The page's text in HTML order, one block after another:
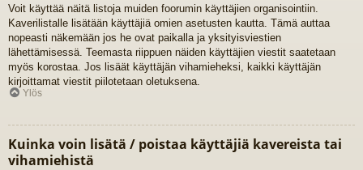
Voit käyttää näitä listoja muiden foorumin käyttäjien organisointiin.
Kaverilistalle lisätään käyttäjiä omien asetusten kautta. Tämä auttaa
nopeasti näkemään jos he ovat paikalla ja yksityisviestien
lähettämisessä. Teemasta riippuen näiden käyttäjien viestit saatetaan
myös korostaa. Jos lisäät käyttäjän vihamieheksi, kaikki käyttäjän
kirjoittamat viestit piilotetaan oletuksena.
Ylös
Kuinka voin lisätä / poistaa käyttäjiä kavereista tai
vihamiehistä